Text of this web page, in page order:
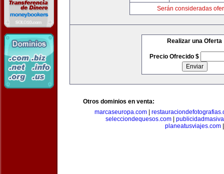
Serán consideradas
Realizar una Oferta
Precio Ofrecido $
Otros dominios en venta:
marcaseuropa.com|
selecciondequesos.com
planeatusviajes.com